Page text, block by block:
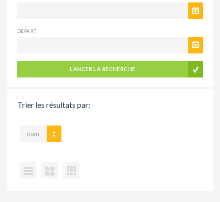
DÉPART
LANCER LA RECHERCHE
Trier les résultats par:
nom